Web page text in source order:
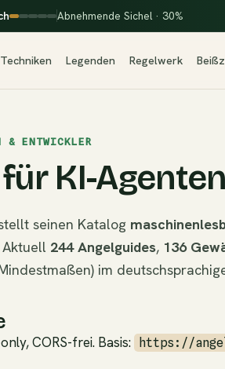
Abnehmende Sichel · 30%
Techniken Legenden Regelwerk
& ENTWICKLER
KI-
seinen Katalog
244 Angelguides, 136
im
CORS-frei. Basis: https://